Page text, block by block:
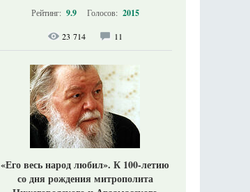
Рейтинг: 9.9 Голосов: 2015
23 714 11
«Его весь народ любил». К 100-летию
со дня рождения митрополита